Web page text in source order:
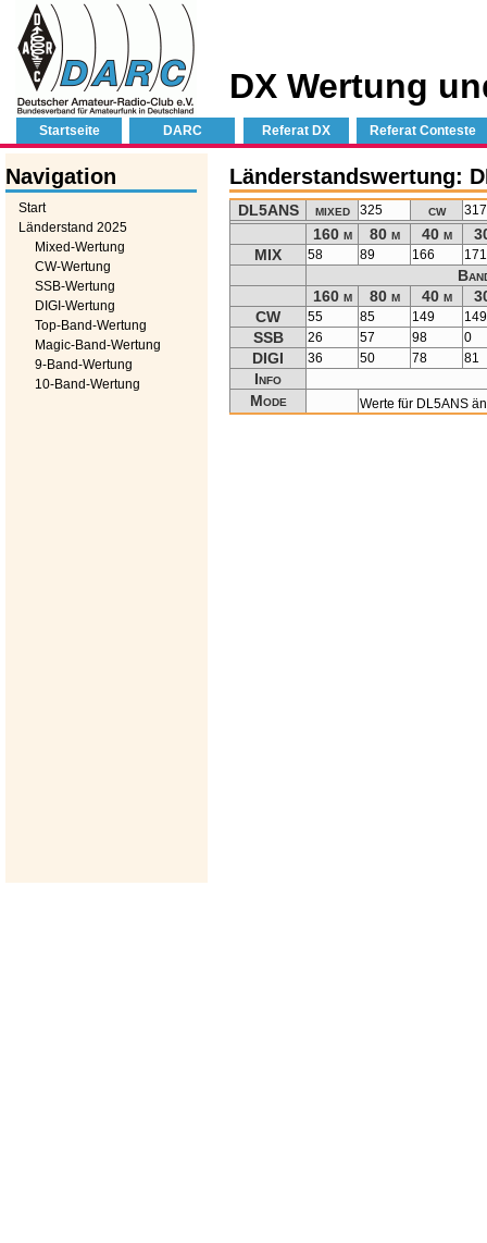
DX Wertung
Startseite DARC Referat DX Referat Conteste
Navigation
Start
Länderstand 2025
Mixed-Wertung
CW-Wertung
SSB-Wertung
DIGI-Wertung
Top-Band-Wertung
Magic-Band-Wertung
9-Band-Wertung
10-Band-Wertung
Länderstandswertung:
DL5ANS mixed 325 cw 317
160 m 80 m 40 m
MIX
58 89 166 171
160 m
80 m 40 m
CW
55 85 149 149
SSB 26 57 98 0
DIGI 36 50 78 81
Info
Mode
Werte für DL5ANS